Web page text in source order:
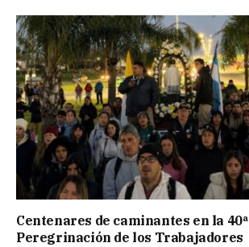
Centenares de caminantes en la 40ª
Peregrinación de los Trabajadores